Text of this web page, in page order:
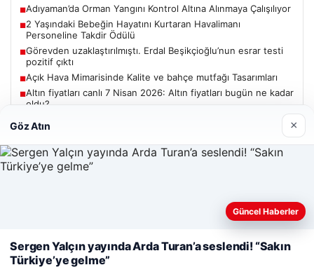
■Adıyaman’da Orman Yangını Kontrol Altına Alınmaya Çalışılıyor
■2 Yaşındaki Bebeğin Hayatını Kurtaran Havalimanı
Personeline Takdir Ödülü
■Görevden uzaklaştırılmıştı. Erdal Beşikçioğlu’nun esrar testi
pozitif çıktı
■Açık Hava Mimarisinde Kalite ve bahçe mutfağı Tasarımları
■Altın fiyatları canlı 7 Nisan 2026: Altın fiyatları bugün ne kadar
oldu?
Güncel
Adıyaman’da Orman Yangını Kontrol Altına Alınmaya
Çalışılıyor
Web sitemizi nasıl kullandığınızı daha iyi anlayabilmek,
kullanıyoruz.
Çerez Politikamız
Reddet Kabul Et
Göz Atın ×
Güncel Haberler
Sergen Yalçın yayında Arda Turan’a seslendi! “Sakın
Türkiye’ye gelme”